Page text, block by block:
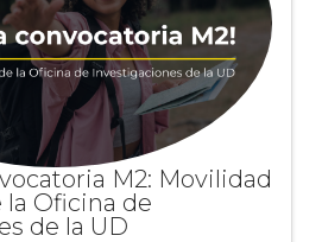
M2: Movilidad
Oficina de
de la UD